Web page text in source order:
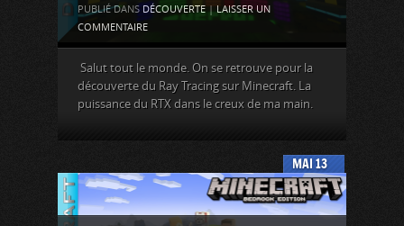
PUBLIÉ DANS DÉCOUVERTE
LAISSER UN
COMMENTAIRE
Salut tout le monde. On se retrouve pour la
découverte du Ray Tracing sur Minecraft. La
puissance du RTX dans le creux de ma main.
13
MAI